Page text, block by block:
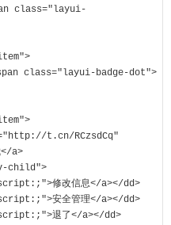
a>
child">
修改信息</a></dd>
安全管理</a></dd>
退了</a></dd>